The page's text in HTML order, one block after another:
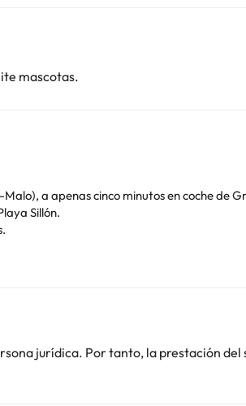
mascotas.
minutos en coche de Gran acuario y Puerto de
Sillón.
jurídica. Por tanto, la prestación